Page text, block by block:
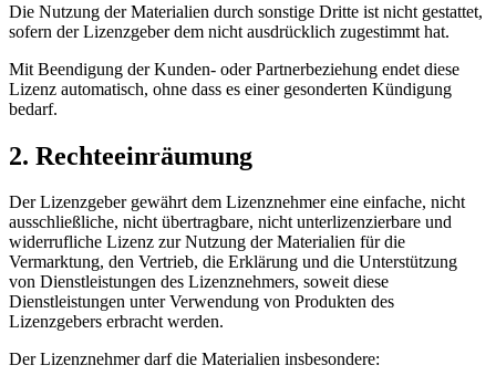
Die Nutzung der Materialien durch sonstige Dritte ist nicht gestattet,
sofern der Lizenzgeber dem nicht ausdrücklich zugestimmt hat.
Mit Beendigung der Kunden- oder Partnerbeziehung endet diese
Lizenz automatisch, ohne dass es einer gesonderten Kündigung
bedarf.
2. Rechteeinräumung
Der Lizenzgeber gewährt dem Lizenznehmer eine einfache, nicht
ausschließliche, nicht übertragbare, nicht unterlizenzierbare und
widerrufliche Lizenz zur Nutzung der Materialien für die
Vermarktung, den Vertrieb, die Erklärung und die Unterstützung
von Dienstleistungen des Lizenznehmers, soweit diese
Dienstleistungen unter Verwendung von Produkten des
Lizenzgebers erbracht werden.
Der Lizenznehmer darf die Materialien insbesondere: